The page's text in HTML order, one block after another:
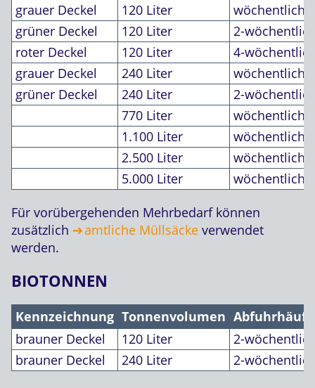
grauer Deckel
120 Liter
wöchentlich
grüner Deckel
120 Liter
2-
roter Deckel
120 Liter
4-
grauer Deckel
240 Liter
wöchentlich
grüner Deckel
240 Liter
2-
770 Liter
wöchentlich
1.100 Liter
wöchentlich
2.500 Liter
wöchentlich
5.000 Liter
wöchentlich
Für vorübergehenden Mehrbedarf können
zusätzlich
amtliche Müllsäcke verwendet
werden.
BIOTONNEN
Kennzeichnung Tonnenvolumen
brauner Deckel
120 Liter
2-
brauner Deckel
240 Liter
2-